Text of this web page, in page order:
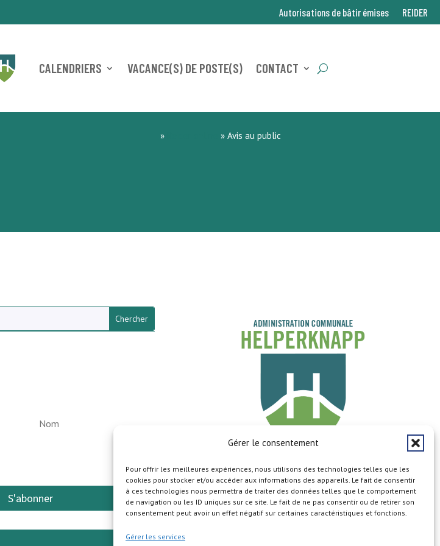
Gérer le consentement
Pour offrir les meilleures expériences, nous utilisons des technologies telles que les
cookies pour stocker et/ou accéder aux informations des appareils. Le fait de consentir
à ces technologies nous permettra de traiter des données telles que le comportement
de navigation ou les ID uniques sur ce site. Le fait de ne pas consentir ou de retirer son
consentement peut avoir un effet négatif sur certaines caractéristiques et fonctions.
Gérer les services
Autorisations de bâtir émises REIDER
CALENDRIERS VACANCE(S) DE POSTE(S) CONTACT
» » Avis au public
S'abonner
Copyright © 2026
Plan du site